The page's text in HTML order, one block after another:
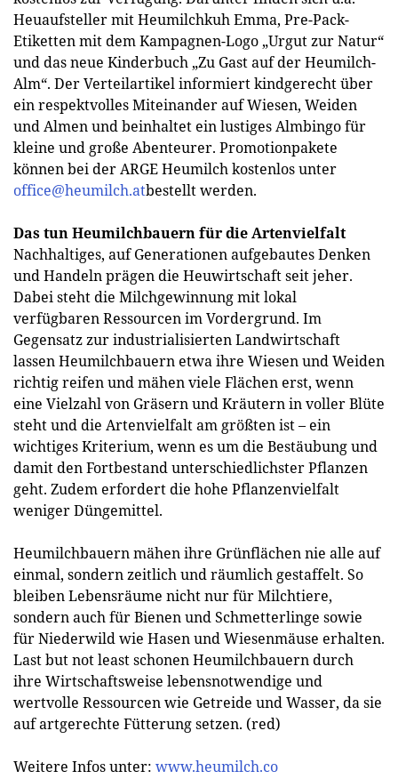
Heuaufsteller mit Heumilchkuh Emma, Pre-Pack-
Etiketten mit dem Kampagnen-Logo „Urgut zur Natur“
und das neue Kinderbuch „Zu Gast auf der Heumilch-
Alm“. Der Verteilartikel informiert kindgerecht über
ein respektvolles Miteinander auf Wiesen, Weiden
und Almen und beinhaltet ein lustiges Almbingo für
kleine und große Abenteurer. Promotionpakete
können bei der ARGE Heumilch kostenlos unter
office@heumilch.atbestellt werden.
Das tun Heumilchbauern für die Artenvielfalt
Nachhaltiges, auf Generationen aufgebautes Denken
und Handeln prägen die Heuwirtschaft seit jeher.
Dabei steht die Milchgewinnung mit lokal
verfügbaren Ressourcen im Vordergrund. Im
Gegensatz zur industrialisierten Landwirtschaft
lassen Heumilchbauern etwa ihre Wiesen und Weiden
richtig reifen und mähen viele Flächen erst, wenn
eine Vielzahl von Gräsern und Kräutern in voller Blüte
steht und die Artenvielfalt am größten ist – ein
wichtiges Kriterium, wenn es um die Bestäubung und
damit den Fortbestand unterschiedlichster Pflanzen
geht. Zudem erfordert die hohe Pflanzenvielfalt
weniger Düngemittel.
Heumilchbauern mähen ihre Grünflächen nie alle auf
einmal, sondern zeitlich und räumlich gestaffelt. So
bleiben Lebensräume nicht nur für Milchtiere,
sondern auch für Bienen und Schmetterlinge sowie
für Niederwild wie Hasen und Wiesenmäuse erhalten.
Last but not least schonen Heumilchbauern durch
ihre Wirtschaftsweise lebensnotwendige und
wertvolle Ressourcen wie Getreide und Wasser, da sie
auf artgerechte Fütterung setzen. (red)
Weitere Infos unter: www.heumilch.co